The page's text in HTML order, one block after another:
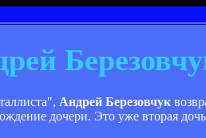
Андрей Березовчук
дочери. Это уже вторая